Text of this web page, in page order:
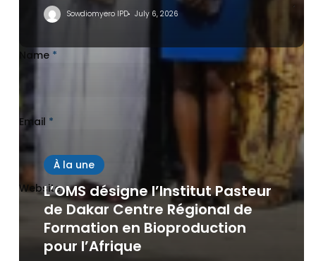
Sowdiomyero IPD July 6, 2026
À la une
L’OMS désigne l’Institut Pasteur
de Dakar Centre Régional de
Formation en Bioproduction
pour l’Afrique
Name *
Email *
Website